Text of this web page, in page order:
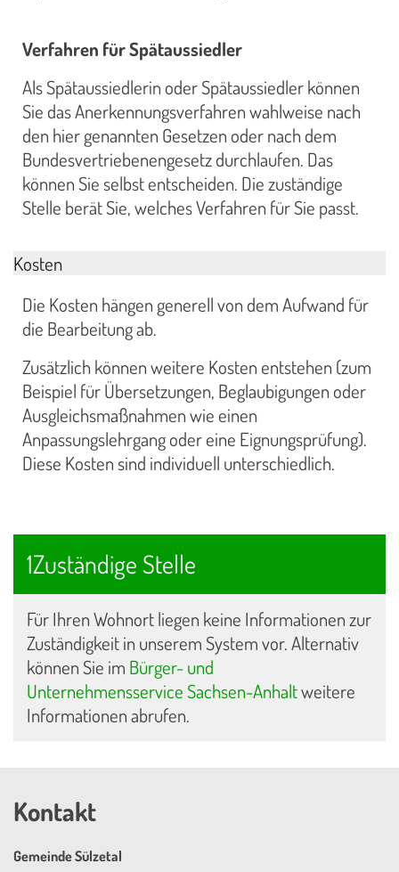
Verfahren für Spätaussiedler
Als Spätaussiedlerin oder Spätaussiedler können
Sie das Anerkennungsverfahren wahlweise nach
den hier genannten Gesetzen oder nach dem
Bundesvertriebenengesetz durchlaufen. Das
können Sie selbst entscheiden. Die zuständige
Stelle berät Sie, welches Verfahren für Sie passt.
Kosten
Die Kosten hängen generell von dem Aufwand für
die Bearbeitung ab.
Zusätzlich können weitere Kosten entstehen (zum
Beispiel für Übersetzungen, Beglaubigungen oder
Ausgleichsmaßnahmen wie einen
Anpassungslehrgang oder eine Eignungsprüfung).
Diese Kosten sind individuell unterschiedlich.
1Zuständige Stelle
Für Ihren Wohnort liegen keine Informationen zur
Zuständigkeit in unserem System vor. Alternativ
können Sie im Bürger- und
Unternehmensservice Sachsen-Anhaltweitere
Informationen abrufen.
Kontakt
Gemeinde Sülzetal